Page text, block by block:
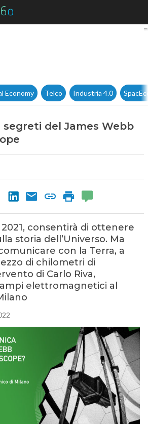
Spazio, ecco i segreti del
Economy Telco Industria 4.0
segreti del James Webb
consentirà di ottenere
storia dell’Universo. Ma
con la Terra, a
di chilometri di
di Carlo Riva,
elettromagnetici al